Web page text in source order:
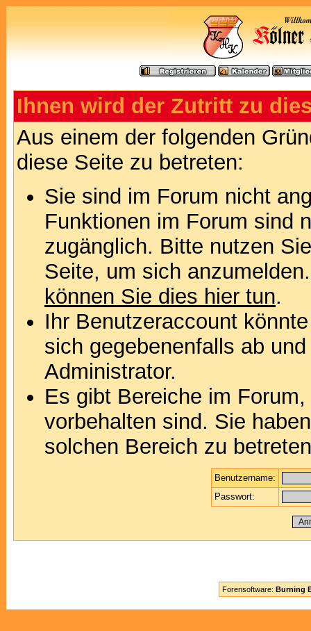
Ihnen wird der Zutritt zu
Aus einem der folgenden
diese Seite zu betreten:
Sie sind im Forum nicht
Funktionen im Forum sind
zugänglich. Bitte nutzen
Seite, um sich
können Sie dies hier tun.
Ihr Benutzeraccount
sich gegebenenfalls ab
Administrator.
Es gibt Bereiche im
vorbehalten sind. Sie
solchen Bereich zu
Benutzername:
Passwort:
Forensoftware: Burning